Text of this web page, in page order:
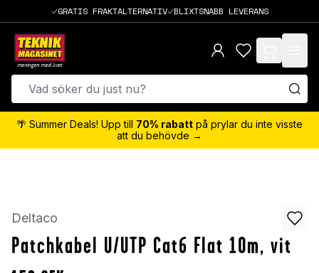
GRATIS FRAKTALTERNATIV BLIXTSNABB LEVERANS
items in cart,
🌴 Summer Deals! Upp till 70% rabatt på prylar du inte visste
att du behövde →
Deltaco
Patchkabel U/UTP Cat6 Flat 10m, vit